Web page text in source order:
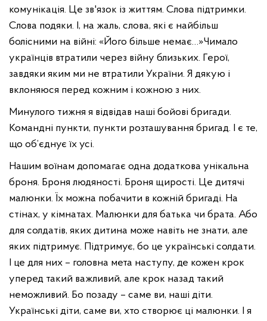
комунікація. Це зв'язок із життям. Слова підтримки.
Слова подяки. І, на жаль, слова, які є найбільш
болісними на війні: «Його більше немає…»Чимало
українців втратили через війну близьких. Герої,
завдяки яким ми не втратили України. Я дякую і
вклоняюся перед кожним і кожною з них.
Минулого тижня я відвідав наші бойові бригади.
Командні пункти, пункти розташування бригад. І є те,
що об’єднує їх усі.
Нашим воїнам допомагає одна додаткова унікальна
броня. Броня людяності. Броня щирості. Це дитячі
малюнки. Їх можна побачити в кожній бригаді. На
стінах, у кімнатах. Малюнки для батька чи брата. Або
для солдатів, яких дитина може навіть не знати, але
яких підтримує. Підтримує, бо це українські солдати.
І це для них – головна мета наступу, де кожен крок
уперед такий важливий, але крок назад такий
неможливий. Бо позаду – саме ви, наші діти.
Українські діти, саме ви, хто створює ці малюнки. І я